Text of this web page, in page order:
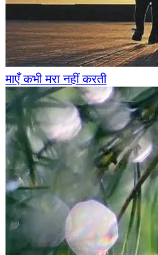
माएँ कभी मरा नहीं करती